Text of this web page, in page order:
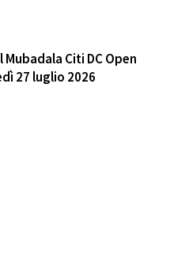
Citi DC Open
27 luglio 2026